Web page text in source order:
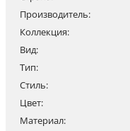
Производитель:
Коллекция:
Вид:
Тип:
Стиль:
Цвет:
Материал: